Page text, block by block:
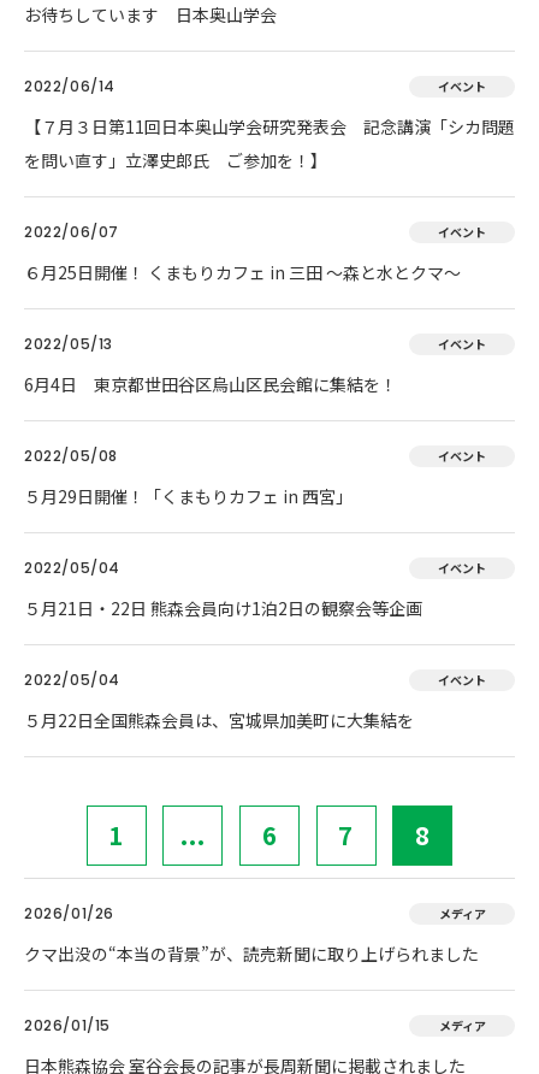
お待ちしています 日本奥山学会
2022/06/14 イベント
【７月３日第11回日本奥山学会研究発表会 記念講演「シカ問題
を問い直す」立澤史郎氏 ご参加を！】
2022/06/07 イベント
６月25日開催！ くまもりカフェ in 三田 ～森と水とクマ～
2022/05/13 イベント
6月4日 東京都世田谷区烏山区民会館に集結を！
2022/05/08 イベント
５月29日開催！「くまもりカフェ in 西宮」
2022/05/04 イベント
５月21日・22日 熊森会員向け1泊2日の観察会等企画
2022/05/04 イベント
５月22日全国熊森会員は、宮城県加美町に大集結を
1 ... 6 7 8
2026/01/26 メディア
クマ出没の“本当の背景”が、読売新聞に取り上げられました
2026/01/15 メディア
日本熊森協会 室谷会長の記事が長周新聞に掲載されました